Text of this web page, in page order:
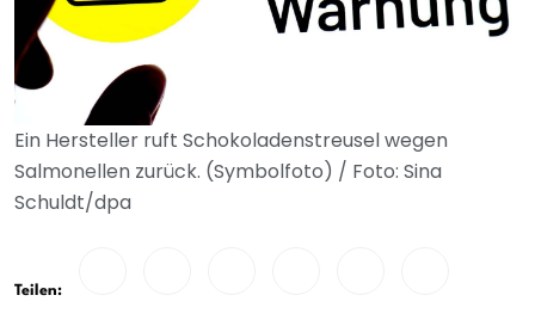
Ein Hersteller ruft Schokoladenstreusel wegen
Salmonellen zurück. (Symbolfoto) / Foto: Sina
Schuldt/dpa
Teilen: